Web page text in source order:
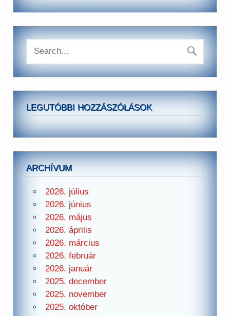
LEGUTÓBBI HOZZÁSZÓLÁSOK
ARCHÍVUM
2026. július
2026. június
2026. május
2026. április
2026. március
2026. február
2026. január
2025. december
2025. november
2025. október